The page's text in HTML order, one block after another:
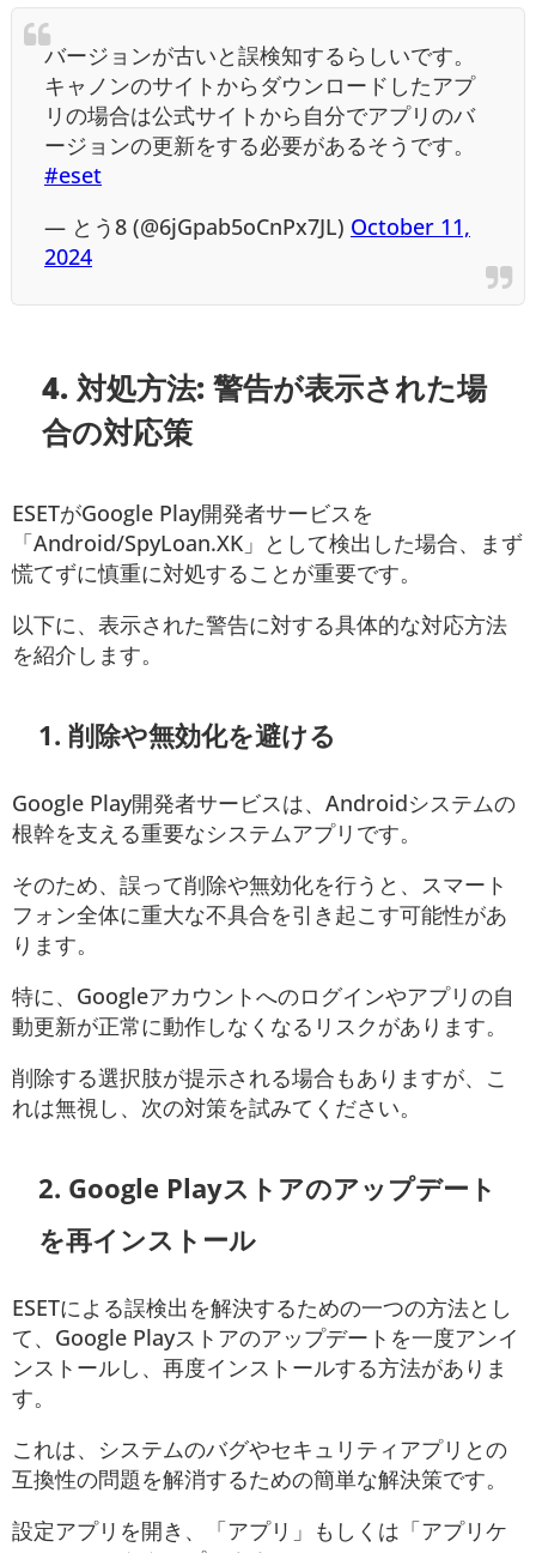
バージョンが古いと誤検知するらしいです。
キャノンのサイトからダウンロードしたアプ
リの場合は公式サイトから自分でアプリのバ
ージョンの更新をする必要があるそうです。
#eset
— とう8 (@6jGpab5oCnPx7JL) October 11,
2024
4. 対処方法: 警告が表示された場
合の対応策
ESETがGoogle Play開発者サービスを
「Android/SpyLoan.XK」として検出した場合、まず
慌てずに慎重に対処することが重要です。
以下に、表示された警告に対する具体的な対応方法
を紹介します。
1. 削除や無効化を避ける
Google Play開発者サービスは、Androidシステムの
根幹を支える重要なシステムアプリです。
そのため、誤って削除や無効化を行うと、スマート
フォン全体に重大な不具合を引き起こす可能性があ
ります。
特に、Googleアカウントへのログインやアプリの自
動更新が正常に動作しなくなるリスクがあります。
削除する選択肢が提示される場合もありますが、こ
れは無視し、次の対策を試みてください。
2. Google Playストアのアップデート
を再インストール
ESETによる誤検出を解決するための一つの方法とし
て、Google Playストアのアップデートを一度アンイ
ンストールし、再度インストールする方法がありま
す。
これは、システムのバグやセキュリティアプリとの
互換性の問題を解消するための簡単な解決策です。
設定アプリを開き、「アプリ」もしくは「アプリケ